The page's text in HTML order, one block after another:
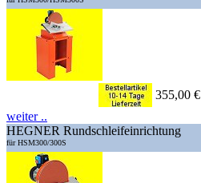
355,00 €
weiter ..
HEGNER Rundschleifeinrichtung
für HSM300/300S